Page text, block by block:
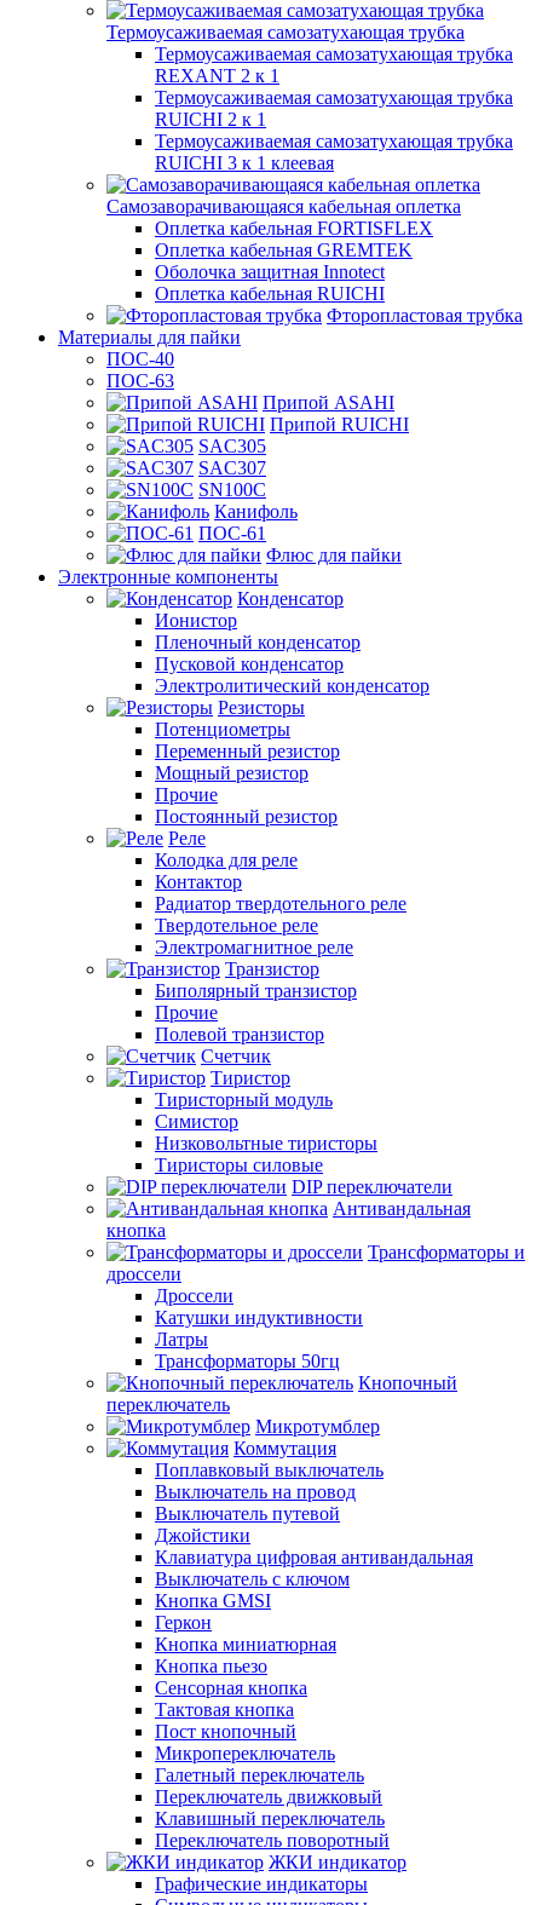
Термоусаживаемая самозатухающая трубка
Термоусаживаемая самозатухающая трубка
REXANT 2 к 1
Термоусаживаемая самозатухающая трубка
RUICHI 2 к 1
Термоусаживаемая самозатухающая трубка
RUICHI 3 к 1 клеевая
Самозаворачивающаяся кабельная оплетка
Оплетка кабельная FORTISFLEX
Оплетка кабельная GREMTEK
Оболочка защитная Innotect
Оплетка кабельная RUICHI
Фторопластовая трубка
Материалы для пайки
ПОС-40
ПОС-63
Припой ASAHI
Припой RUICHI
SAC305
SAC307
SN100C
Канифоль
ПОС-61
Флюс для пайки
Электронные компоненты
Конденсатор
Ионистор
Пленочный конденсатор
Пусковой конденсатор
Электролитический конденсатор
Резисторы
Потенциометры
Переменный резистор
Мощный резистор
Прочие
Постоянный резистор
Реле
Колодка для реле
Контактор
Радиатор твердотельного реле
Твердотельное реле
Электромагнитное реле
Транзистор
Биполярный транзистор
Прочие
Полевой транзистор
Счетчик
Тиристор
Тиристорный модуль
Симистор
Низковольтные тиристоры
Тиристоры силовые
DIP переключатели
Антивандальная
кнопка
Трансформаторы и
дроссели
Дроссели
Катушки индуктивности
Латры
Трансформаторы 50гц
Кнопочный
переключатель
Микротумблер
Коммутация
Поплавковый выключатель
Выключатель на провод
Выключатель путевой
Джойстики
Клавиатура цифровая антивандальная
Выключатель с ключом
Кнопка GMSI
Геркон
Кнопка миниатюрная
Кнопка пьезо
Сенсорная кнопка
Тактовая кнопка
Пост кнопочный
Микропереключатель
Галетный переключатель
Переключатель движковый
Клавишный переключатель
Переключатель поворотный
ЖКИ индикатор
Графические индикаторы